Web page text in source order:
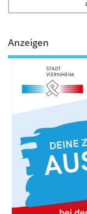
Anzeigen